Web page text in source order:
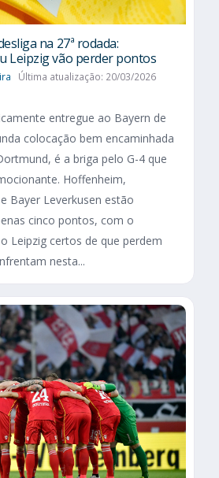
na 27ª rodada:
Leipzig vão perder pontos
Última atualização: 20/03/2026
entregue ao Bayern de
colocação bem encaminhada
é a briga pelo G-4 que
Hoffenheim,
Bayer Leverkusen estão
cinco pontos, com o
Leipzig certos de que perdem
nesta...